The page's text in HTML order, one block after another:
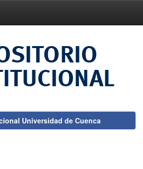
Universidad de Cuenca